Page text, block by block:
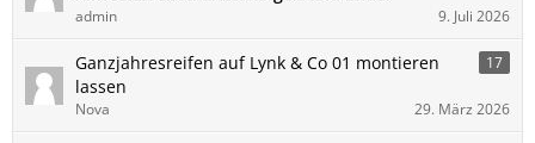
admin 9. Juli 2026
Ganzjahresreifen auf Lynk & Co 01 montieren
lassen
17
Nova 29. März 2026